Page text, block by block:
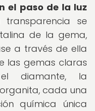
el paso de la luz
transparencia se
de la gema,
a través de ella
las gemas claras
diamante, la
cada una
química única